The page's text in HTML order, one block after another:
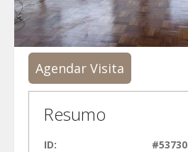
Agendar Visita
Resumo
ID:
#53730